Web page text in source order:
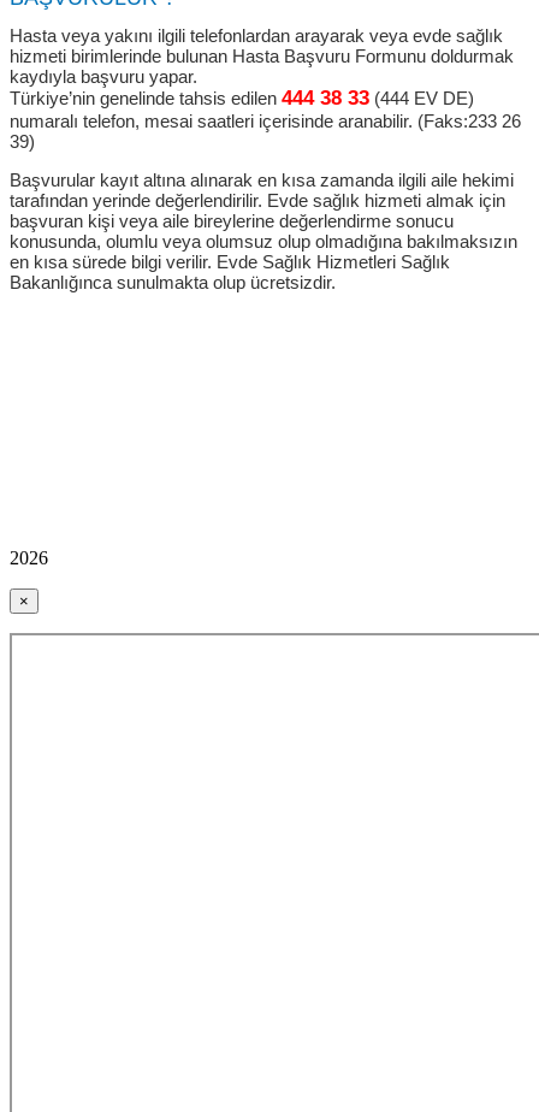
Hasta veya yakını ilgili telefonlardan arayarak veya evde sağlık
hizmeti birimlerinde bulunan Hasta Başvuru Formunu doldurmak
kaydıyla başvuru yapar.
Türkiye’nin genelinde tahsis edilen 444 38 33 (444 EV DE)
numaralı telefon, mesai saatleri içerisinde aranabilir. (Faks:233 26
39)
Başvurular kayıt altına alınarak en kısa zamanda ilgili aile hekimi
tarafından yerinde değerlendirilir. Evde sağlık hizmeti almak için
başvuran kişi veya aile bireylerine değerlendirme sonucu
konusunda, olumlu veya olumsuz olup olmadığına bakılmaksızın
en kısa sürede bilgi verilir. Evde Sağlık Hizmetleri Sağlık
Bakanlığınca sunulmakta olup ücretsizdir.
2026
×